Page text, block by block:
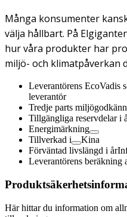
Många konsumenter
välja hållbart. På
hur våra produkter har
miljö- och klimatpåverkan
Leverantörens EcoVadis
leverantör
Tredje parts
Tillgängliga reservdelar i
Energimärkning
Tillverkad i
Kina
Förväntad livslängd i år
Leverantörens beräkning
Här hittar du information om